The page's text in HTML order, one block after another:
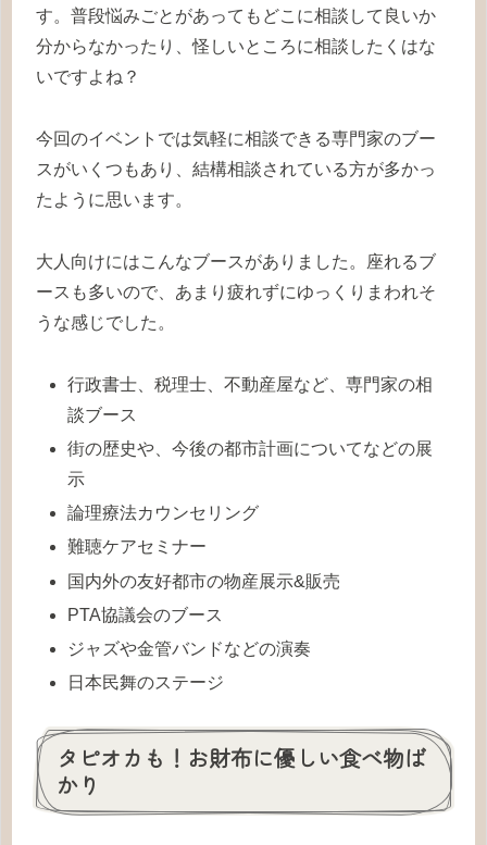
す。普段悩みごとがあってもどこに相談して良いか
分からなかったり、怪しいところに相談したくはな
いですよね？
今回のイベントでは気軽に相談できる専門家のブー
スがいくつもあり、結構相談されている方が多かっ
たように思います。
大人向けにはこんなブースがありました。座れるブ
ースも多いので、あまり疲れずにゆっくりまわれそ
うな感じでした。
行政書士、税理士、不動産屋など、専門家の相
談ブース
街の歴史や、今後の都市計画についてなどの展
示
論理療法カウンセリング
難聴ケアセミナー
国内外の友好都市の物産展示&販売
PTA協議会のブース
ジャズや金管バンドなどの演奏
日本民舞のステージ
タピオカも！お財布に優しい食べ物ば
かり